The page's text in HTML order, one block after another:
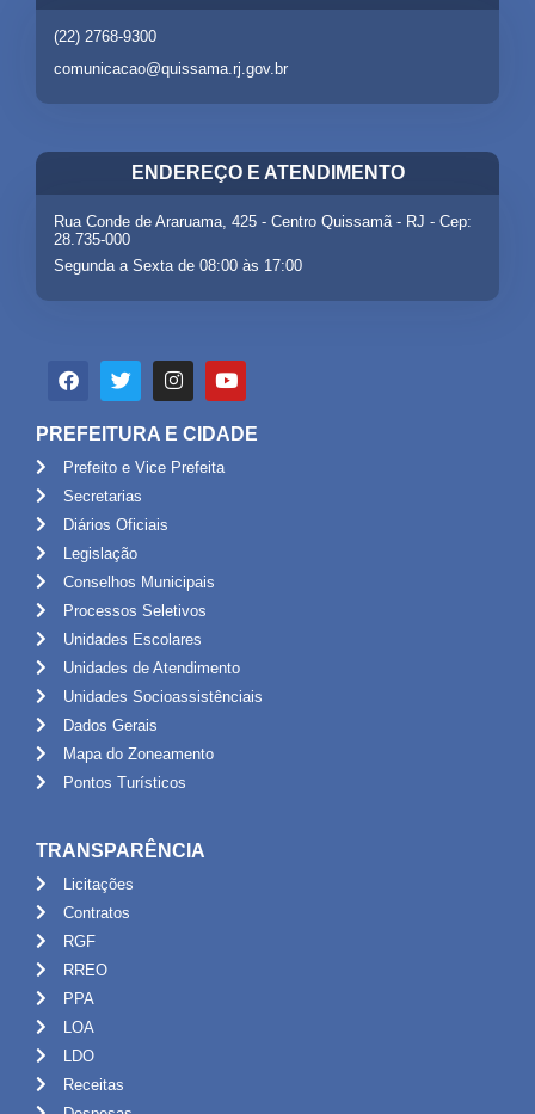
(22) 2768-9300
comunicacao@quissama.rj.gov.br
ENDEREÇO E ATENDIMENTO
Rua Conde de Araruama, 425 - Centro Quissamã - RJ - Cep:
28.735-000
Segunda a Sexta de 08:00 às 17:00
PREFEITURA E CIDADE
Prefeito e Vice Prefeita
Secretarias
Diários Oficiais
Legislação
Conselhos Municipais
Processos Seletivos
Unidades Escolares
Unidades de Atendimento
Unidades Socioassistênciais
Dados Gerais
Mapa do Zoneamento
Pontos Turísticos
TRANSPARÊNCIA
Licitações
Contratos
RGF
RREO
PPA
LOA
LDO
Receitas